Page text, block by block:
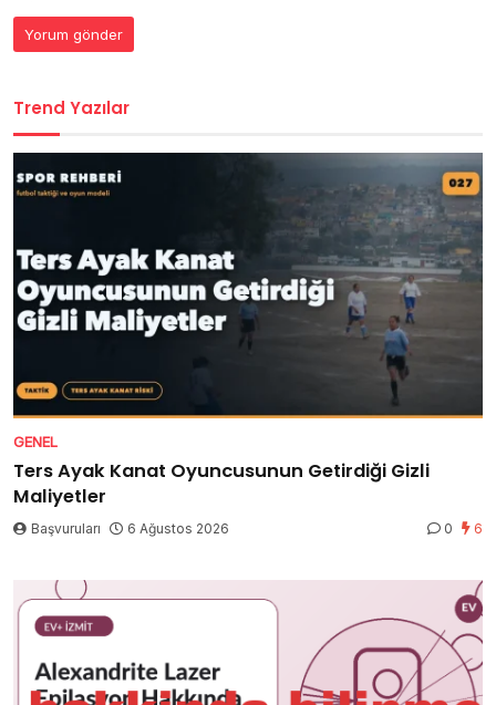
Trend Yazılar
GENEL
Ters Ayak Kanat Oyuncusunun Getirdiği Gizli
Maliyetler
Başvuruları 6 Ağustos 2026 0 6